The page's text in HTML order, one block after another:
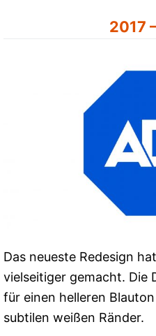
2017
Das neueste Redesign
vielseitiger gemacht. Die
für einen helleren
subtilen weißen Ränder.